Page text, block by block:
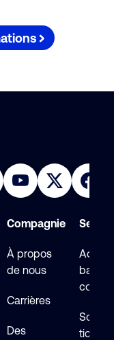
Compagnie
À propos
de nous
Carrières
Des
base
ticket